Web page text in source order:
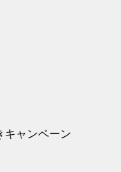
キャンペーン